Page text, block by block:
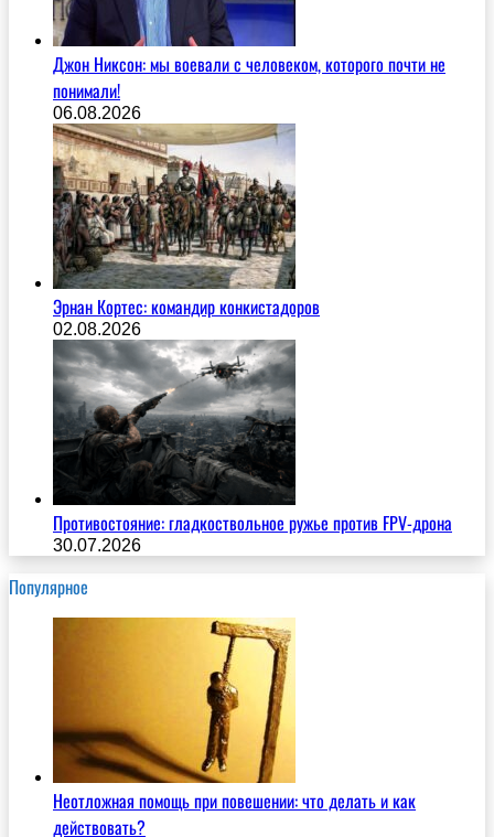
Джон Никсон: мы воевали с человеком, которого почти не
понимали!
06.08.2026
Эрнан Кортес: командир конкистадоров
02.08.2026
Противостояние: гладкоствольное ружье против FPV-дрона
30.07.2026
Популярное
Неотложная помощь при повешении: что делать и как
действовать?